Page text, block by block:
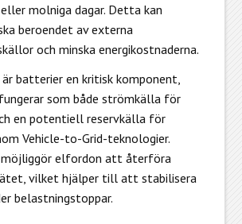
molniga dagar. Detta kan
beroendet av externa
och minska energikostnaderna.
batterier en kritisk komponent,
som både strömkälla för
en potentiell reservkälla för
Vehicle-to-Grid-teknologier.
möjliggör elfordon att återföra
vilket hjälper till att stabilisera
belastningstoppar.